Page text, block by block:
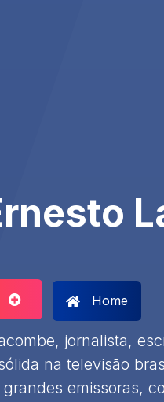
Home
jornalista,
na televisão
emissoras,